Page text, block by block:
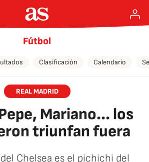
Fútbol
Clasificación Calendario
REAL MADRID
Mariano... los
triunfan fuera
Chelsea es el pichichi del